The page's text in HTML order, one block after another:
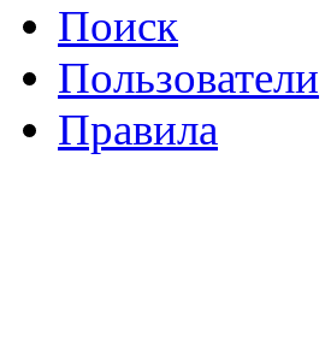
Поиск
Пользователи
Правила